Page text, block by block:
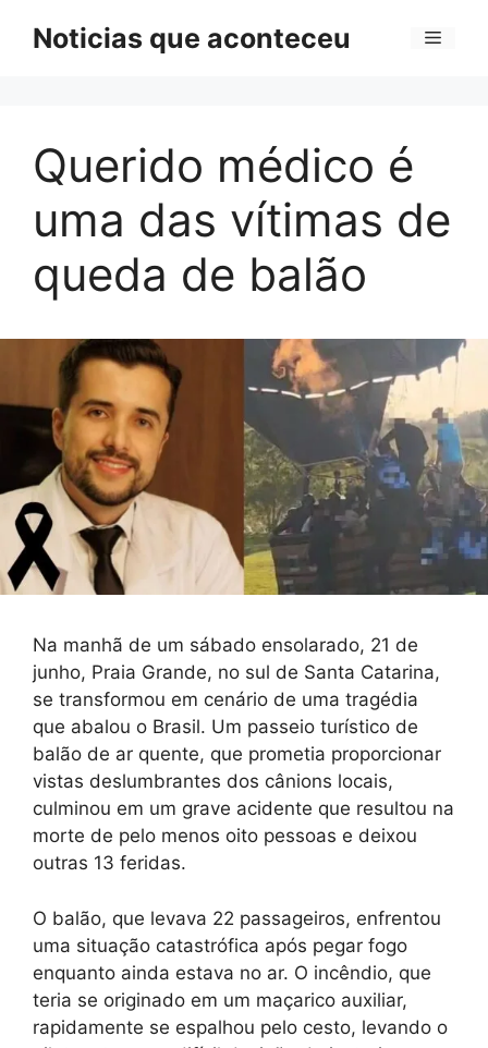
Noticias que aconteceu Menu
Querido médico é
uma das vítimas de
queda de balão
Na manhã de um sábado ensolarado, 21 de
junho, Praia Grande, no sul de Santa Catarina,
se transformou em cenário de uma tragédia
que abalou o Brasil. Um passeio turístico de
balão de ar quente, que prometia proporcionar
vistas deslumbrantes dos cânions locais,
culminou em um grave acidente que resultou na
morte de pelo menos oito pessoas e deixou
outras 13 feridas.
O balão, que levava 22 passageiros, enfrentou
uma situação catastrófica após pegar fogo
enquanto ainda estava no ar. O incêndio, que
teria se originado em um maçarico auxiliar,
rapidamente se espalhou pelo cesto, levando o